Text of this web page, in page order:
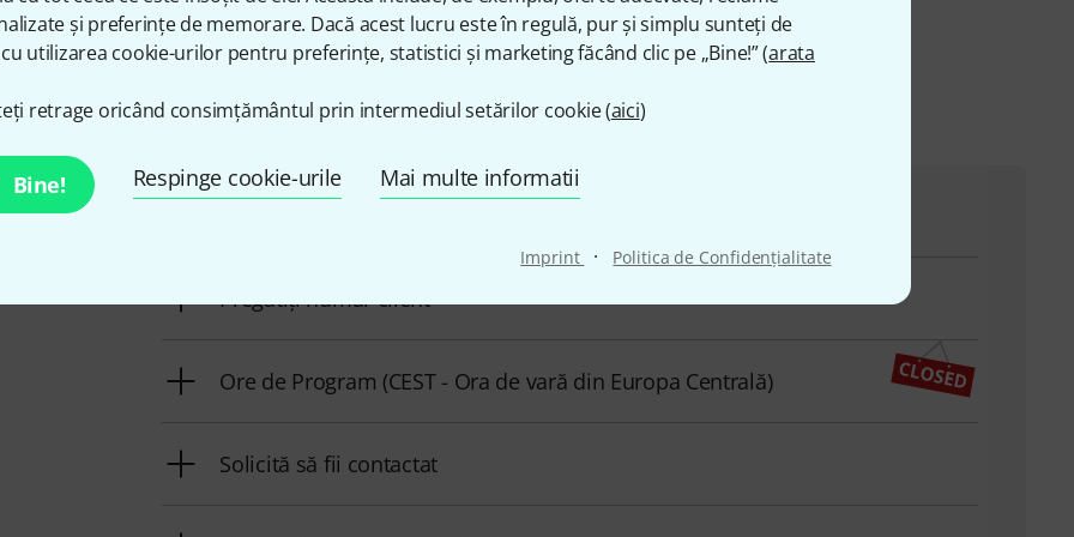
și preferințe de memorare. Dacă acest lucru este în regulă, pur și simplu sunteți de
utilizarea cookie-urilor pentru preferințe, statistici și marketing făcând clic pe „Bine!” (arata
retrage oricând consimțământul prin intermediul setărilor cookie (aici)
Bine! Respinge cookie-urile Mai multe informatii
Imprint · Politica de Confidenţialitate
Ne puteți contacta astfel
Pregătiți număr client
Ore de Program (CEST - Ora de vară din Europa Centrală)
Solicită să fii contactat